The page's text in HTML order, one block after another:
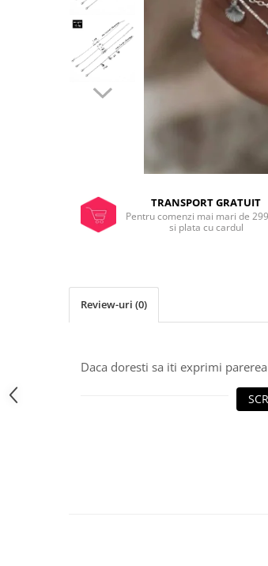
TRANSPORT GRATUIT
Pentru comenzi mai mari de
si plata cu cardul
Review-uri (0)
Daca doresti sa iti exprimi